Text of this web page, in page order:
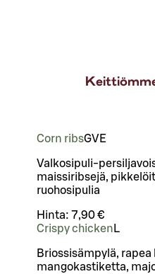
Corn ribsGVE
Valkosipuli-
maissiribsejä,
ruohosipulia
Hinta: 7,90 €
Crispy chicken L
Briossisämpylä,
mangokastiketta,